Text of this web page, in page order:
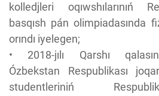
kolledjleri oqıwshılarınıń
basqısh pán olimpiadasında
orındı iyelegen;
• 2018-jılı Qarshı
Ózbekstan Respublikası
studentleriniń